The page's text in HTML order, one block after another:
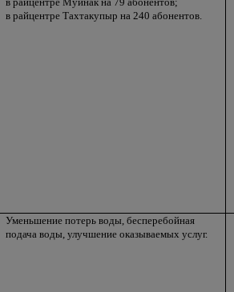
в райцентре Тахтакупыр на 240 абонентов.
Уменьшение потерь воды, бесперебойная
подача воды, улучшение оказываемых услуг.